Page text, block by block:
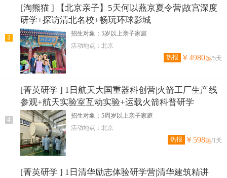
3
[淘熊猫 ] 【北京亲子】5天何以燕京夏令营|故宫深度
研学+探访清北名校+畅玩环球影城
招生对象：5岁以上亲子家庭
活动地点：北京
热报
￥4980起/5天
4
[菁英研学 ] 1日航天大国重器科创营|火箭工厂生产线
参观+航天实验室互动实验+运载火箭科普研学
招生对象：5周岁以上亲子家庭
活动地点：北京
热报
￥598起/1天
[菁英研学 ] 1日清华励志体验研学营|清华建筑精讲